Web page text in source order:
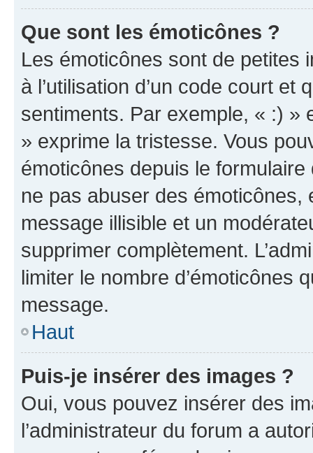
Que sont les émoticônes ?
Les émoticônes sont de petites
à l’utilisation d’un code court et
sentiments. Par exemple, « :) »
» exprime la tristesse. Vous
émoticônes depuis le
ne pas abuser des
message illisible et un
supprimer complètement.
limiter le nombre d’émoticônes
message.
Haut
Puis-je insérer des images ?
Oui, vous pouvez insérer des
l’administrateur du forum a